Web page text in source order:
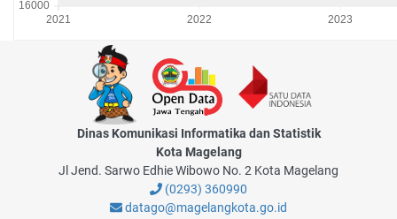
Dinas Komunikasi Informatika dan Statistik
Kota Magelang
Jl Jend. Sarwo Edhie Wibowo No. 2 Kota Magelang
(0293) 360990
datago@magelangkota.go.id